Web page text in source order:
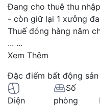
Đang cho thuê thu
- còn giữ lại 1 xưởng
Thuế đóng hàng năm
... ...
Xem Thêm
Đặc điểm bất động sản
Diện
Số
phòng